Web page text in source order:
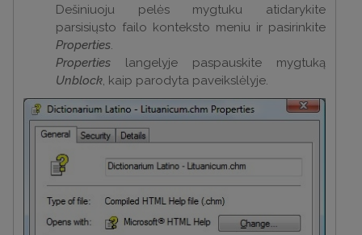
Dešiniuoju pelės mygtuku atidarykite
parsisiųsto failo konteksto meniu ir pasirinkite
Properties.
Properties langelyje paspauskite mygtuką
Unblock, kaip parodyta paveikslėlyje.